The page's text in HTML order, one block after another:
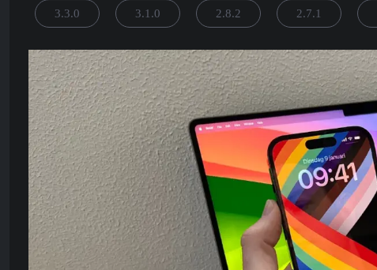
3.3.0 3.1.0 2.8.2 2.7.1